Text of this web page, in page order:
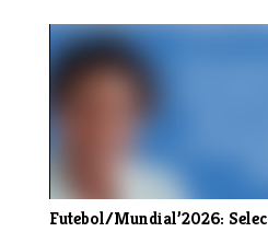
Futebol/Mundial’2026: